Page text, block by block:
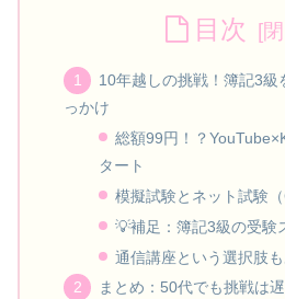
目次
10年越しの挑戦！簿記3級
っかけ
総額99円！？
タート
模擬試験とネット試験
💡補足：簿記3級の受験
通信講座という選択肢
まとめ：50代でも挑戦は